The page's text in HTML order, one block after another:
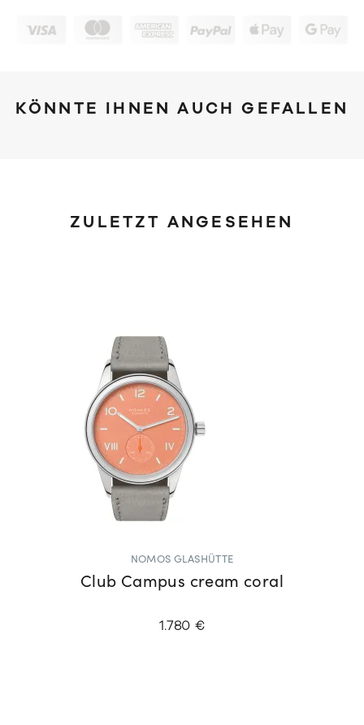
KÖNNTE IHNEN AUCH GEFALLEN
ZULETZT ANGESEHEN
NOMOS GLASHÜTTE
Club Campus cream coral
1.780 €